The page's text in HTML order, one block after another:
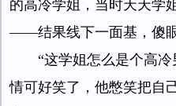
的高冷学姐，当时天天学
——结果线下一面基，傻
“这学姐怎么是个高
情可好笑了，他憋笑把自